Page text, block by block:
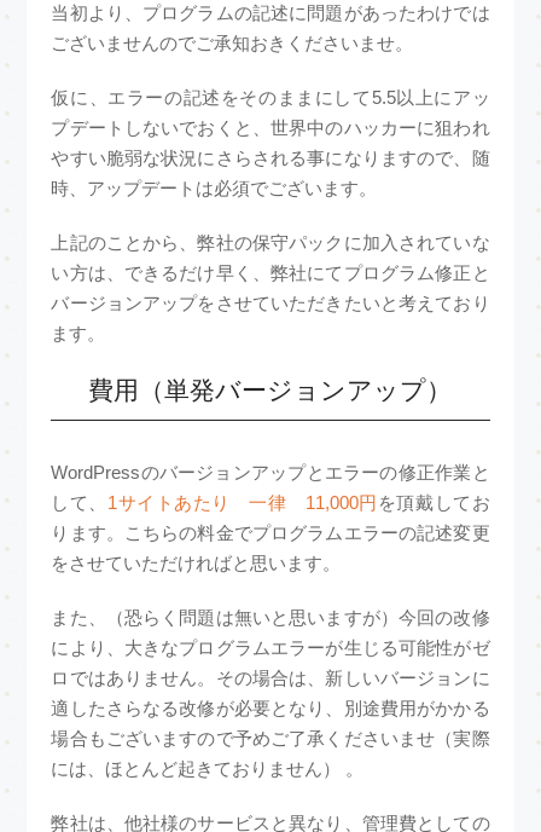
当初より、プログラムの記述に問題があったわけでは
ございませんのでご承知おきくださいませ。
仮に、エラーの記述をそのままにして5.5以上にアッ
プデートしないでおくと、世界中のハッカーに狙われ
やすい脆弱な状況にさらされる事になりますので、随
時、アップデートは必須でございます。
上記のことから、弊社の保守パックに加入されていな
い方は、できるだけ早く、弊社にてプログラム修正と
バージョンアップをさせていただきたいと考えており
ます。
費用（単発バージョンアップ）
WordPressのバージョンアップとエラーの修正作業と
して、 1サイトあたり 一律 11,000円 を頂戴してお
ります。こちらの料金でプログラムエラーの記述変更
をさせていただければと思います。
また、（恐らく問題は無いと思いますが）今回の改修
により、大きなプログラムエラーが生じる可能性がゼ
ロではありません。その場合は、新しいバージョンに
適したさらなる改修が必要となり、別途費用がかかる
場合もございますので予めご了承くださいませ（実際
には、ほとんど起きておりません） 。
弊社は、他社様のサービスと異なり、管理費としての